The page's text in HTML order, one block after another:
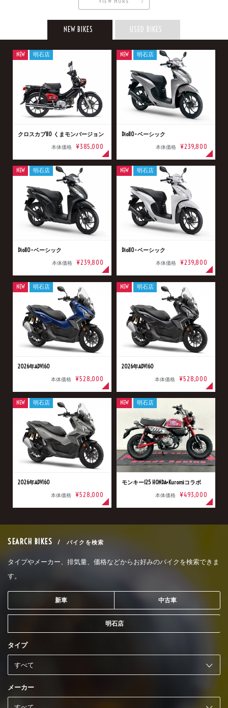
NEW BIKES USED BIKES
クロスカブ110 くまモンバージョン
本体価格 ¥385,000
NEW 明石店
Dio110･ベーシック
本体価格 ¥239,800
NEW 明石店
Dio110･ベーシック
本体価格 ¥239,800
NEW 明石店
Dio110･ベーシック
本体価格 ¥239,800
NEW 明石店
2026年ADV160
本体価格 ¥528,000
NEW 明石店
2026年ADV160
本体価格 ¥528,000
NEW 明石店
2026年ADV160
本体価格 ¥528,000
NEW 明石店
モンキー125 HONDA×Kuromiコラボ
本体価格 ¥493,000
NEW 明石店
SEARCH BIKES / バイクを検索
タイプやメーカー、排気量、価格などからお好みのバイクを検索できま
す。
新車 中古車
明石店
タイプ
メーカー